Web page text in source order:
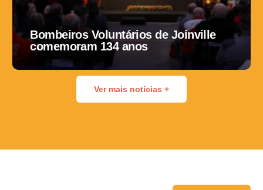
Bombeiros Voluntários de Joinville
comemoram 134 anos
Ver mais notícias +